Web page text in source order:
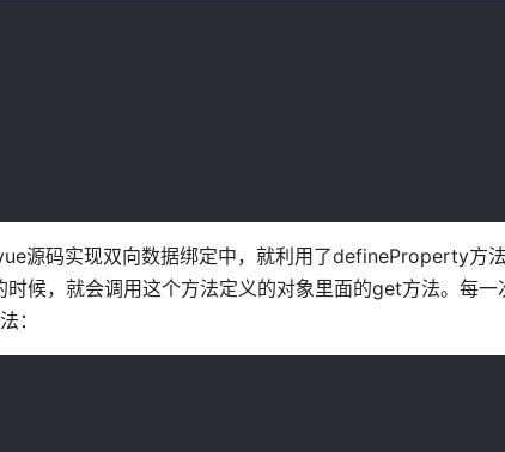
源码实现双向数据绑定中，就利用了defineProperty方
候，就会调用这个方法定义的对象里面的get方法。每一
：